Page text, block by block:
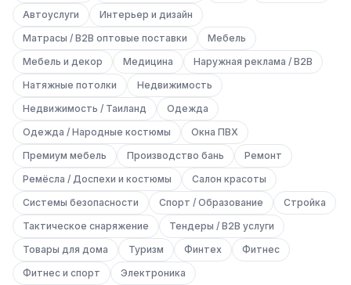
Контекстная реклама
Яндекс.Директ
Google Ads
VK Реклама
myTarget
Яндекс.Маркет
Wildberries реклама
Ozon реклама
ТАРГЕТИРОВАННАЯ РЕКЛАМА
Автоуслуги
Интерьер и дизайн
Матрасы / B2B оптовые поставки
Мебель
Мебель и декор
Медицина
Наружная реклама / B2B
Натяжные потолки
Недвижимость
Недвижимость / Таиланд
Одежда
Одежда / Народные костюмы
Окна ПВХ
Премиум мебель
Производство бань
Ремонт
Ремёсла / Доспехи и костюмы
Салон красоты
Системы безопасности
Спорт / Образование
Стройка
Тактическое снаряжение
Тендеры / B2B услуги
Товары для дома
Туризм Финтех
Фитнес
Фитнес и спорт
Электроника